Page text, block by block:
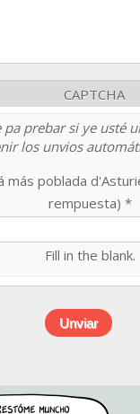
CAPTCHA
pa prebar si ye usté
los unvios
más poblada
rempuesta) *
Fill in the blank.